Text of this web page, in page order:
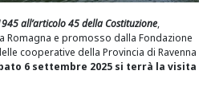
all’articolo 45 della Costituzione,
Romagna e promosso dalla Fondazione
cooperative della Provincia di Ravenna
6 settembre 2025 si terrà la visita